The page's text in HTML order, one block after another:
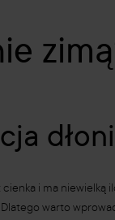
cienka i ma
warto